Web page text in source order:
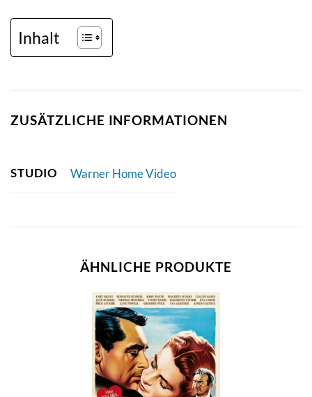
Inhalt
ZUSÄTZLICHE INFORMATIONEN
STUDIO Warner Home Video
ÄHNLICHE PRODUKTE